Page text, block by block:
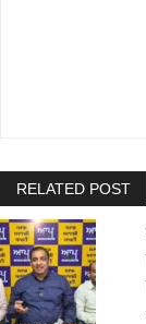
RELATED POST